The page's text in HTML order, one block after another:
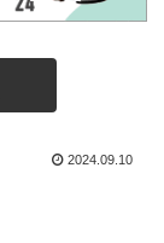
2024.09.10